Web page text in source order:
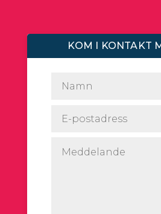
KOM I KONTAKT